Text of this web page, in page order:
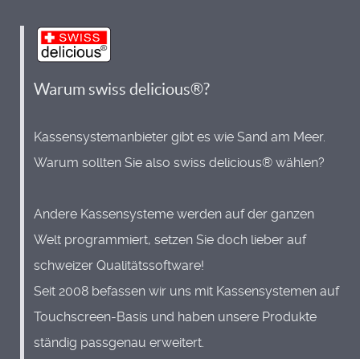
Warum swiss delicious®?
Kassensystemanbieter gibt es wie Sand am Meer.
Warum sollten Sie also swiss delicious® wählen?
Andere Kassensysteme werden auf der ganzen
Welt programmiert, setzen Sie doch lieber auf
schweizer Qualitätssoftware!
Seit 2008 befassen wir uns mit Kassensystemen auf
Touchscreen-Basis und haben unsere Produkte
ständig passgenau erweitert.